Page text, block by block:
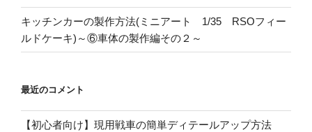
キッチンカーの製作方法(ミニアート 1/35 RSOフィー
ルドケーキ)～⑥車体の製作編その２～
最近のコメント
【初心者向け】現用戦車の簡単ディテールアップ方法